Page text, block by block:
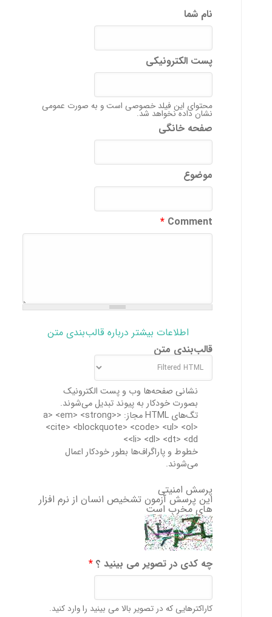
نام شما
پست الکترونیکی
محتوای این فیلد خصوصی است و به صورت عمومی
نشان داده نخواهد شد.
صفحه خانگی
موضوع
Comment
*
اطلاعات بیشتر درباره قالب‌بندی متن
قالب‌بندی متن
نشانی صفحه‌ها وب و پست الکترونیک
بصورت خودکار به پیوند تبدیل می‌شوند.
تگ‌های HTML مجاز: <a> <em> <strong>
<cite> <blockquote> <code> <ul> <ol>
<li> <dl> <dt> <dd>
خطوط و پاراگراف‌ها بطور خودکار اعمال
می‌شوند.
پرسش امنیتی
این پرسش آزمون تشخیص انسان از نرم افزار
های مخرب است
چه کدی در تصویر می بینید ؟*
کاراکترهایی که در تصویر بالا می بینید را وارد کنید.